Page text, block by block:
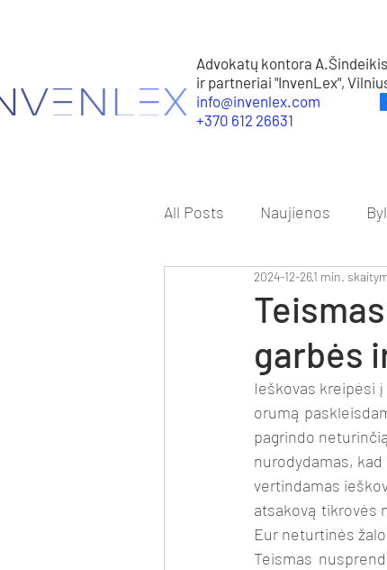
Advokatų kontora A.Šindeikis
ir partneriai "InvenLex",
info@invenlex.com
+370 612 26631
All Posts Naujienos
garbės
2024-12-261 min.
Ieškovas kreipėsi
orumą
pagrindo
nurodydamas,
vertindamas
atsakovą tikrovės
Eur neturtinės
Teismas